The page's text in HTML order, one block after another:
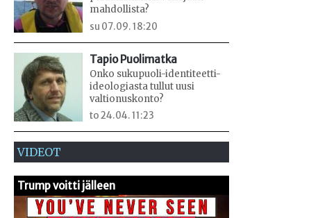
mahdollista?
su 07.09. 18:20
Tapio Puolimatka
Onko sukupuoli-identiteetti-
ideologiasta tullut uusi
valtionuskonto?
to 24.04. 11:23
VIDEOT
Trump voitti jälleen